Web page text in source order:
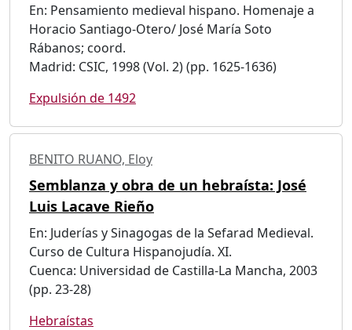
En: Pensamiento medieval hispano. Homenaje a
Horacio Santiago-Otero/ José María Soto
Rábanos; coord.
Madrid: CSIC, 1998 (Vol. 2) (pp. 1625-1636)
Expulsión de 1492
BENITO RUANO, Eloy
Semblanza y obra de un hebraísta: José
Luis Lacave Rieño
En: Juderías y Sinagogas de la Sefarad Medieval.
Curso de Cultura Hispanojudía. XI.
Cuenca: Universidad de Castilla-La Mancha, 2003
(pp. 23-28)
Hebraístas